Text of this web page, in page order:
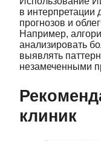
в интерпретации
прогнозов и
Например,
анализировать
выявлять
незамеченными
клиник